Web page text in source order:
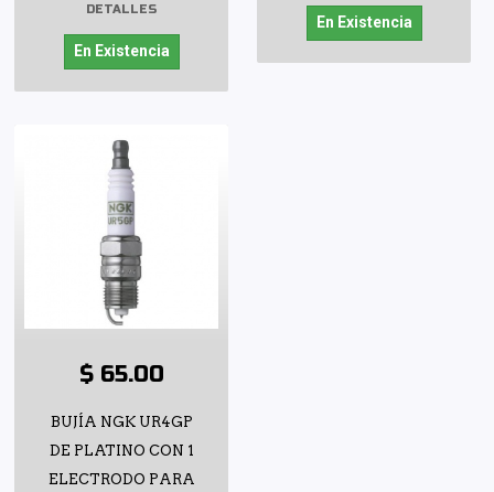
DETALLES
En Existencia
En Existencia
$ 65.00
BUJÍA NGK UR4GP
DE PLATINO CON 1
ELECTRODO PARA